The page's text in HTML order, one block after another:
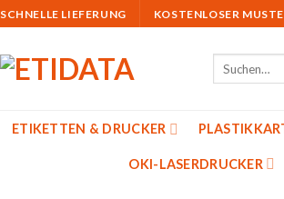
SCHNELLE LIEFERUNG KOSTENLOSER
ETIKETTEN & DRUCKER
OKI-LASERDRUCKER